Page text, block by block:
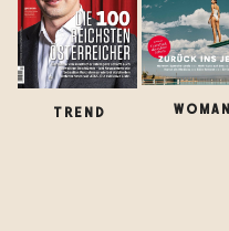
TREND WOMAN